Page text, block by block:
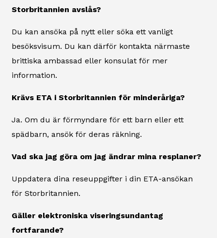
Storbritannien avslås?
Du kan ansöka på nytt eller söka ett vanligt
besöksvisum. Du kan därför kontakta närmaste
brittiska ambassad eller konsulat för mer
information.
Krävs ETA i Storbritannien för minderåriga?
Ja. Om du är förmyndare för ett barn eller ett
spädbarn, ansök för deras räkning.
Vad ska jag göra om jag ändrar mina resplaner?
Uppdatera dina reseuppgifter i din ETA-ansökan
för Storbritannien.
Gäller elektroniska viseringsundantag
fortfarande?